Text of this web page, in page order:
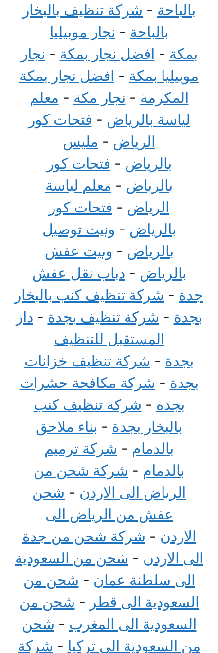
بالباحة - شركة تنظيف بالبخار
بالباحة - نجار موبيليا
بمكة - افضل نجار بمكة - نجار
موبيليا بمكة - افضل نجار بمكة
المكرمة - نجار مكة - معلم
لياسة بالرياض - فتحات كور
الرياض - مليس
بالرياض - فتحات كور
بالرياض - معلم لياسة
الرياض - فتحات كور
بالرياض - ونيت توصيل
بالرياض - ونيت عفش
بالرياض - دباب نقل عفش
جدة - شركة تنظيف كنب بالبخار
بجدة - شركة تنظيف بجدة - دار
المستقبل للتنظيف
بجدة - شركة تنظيف خزانات
بجدة - شركة مكافحة حشرات
بجدة - شركة تنظيف كنب
بالبخار بجدة - بناء ملاحق
بالدمام - شركة ترميم
بالدمام - شركة شحن من
الرياض الى الاردن - شحن
عفش من الرياض الى
الاردن - شركة شحن من جدة
الى الاردن - شحن من السعودية
الى سلطنة عمان - شحن من
السعودية الى قطر - شحن من
السعودية الى المغرب - شحن
من السعودية الى تركيا - شركة